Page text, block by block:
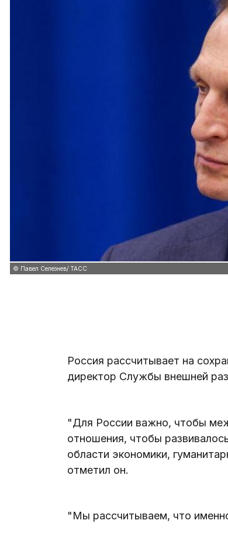
© Павел Селезнев/ ТАСС
Россия рассчитывает на
директор Службы внешней
"Для России важно, чтобы
отношения, чтобы
области экономики,
отметил он.
"Мы рассчитываем, что